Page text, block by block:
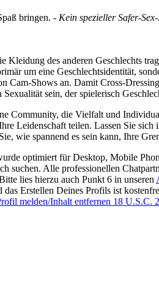
bringen. - Kein spezieller Safer-
des anderen Geschlechts
um eine Geschlechtsidentität,
Cam-Shows an. Damit Cross-
sein, der spielerisch
Community, die Vielfalt und
Leidenschaft teilen. Lassen Sie
wie spannend es sein kann, Ihre
optimiert für Desktop, Mobile
suchen. Alle professionellen
lies hierzu auch Punkt 6 in unseren
Erstellen Deines Profils ist
melden/Inhalt entfernen 18 U.S.C.